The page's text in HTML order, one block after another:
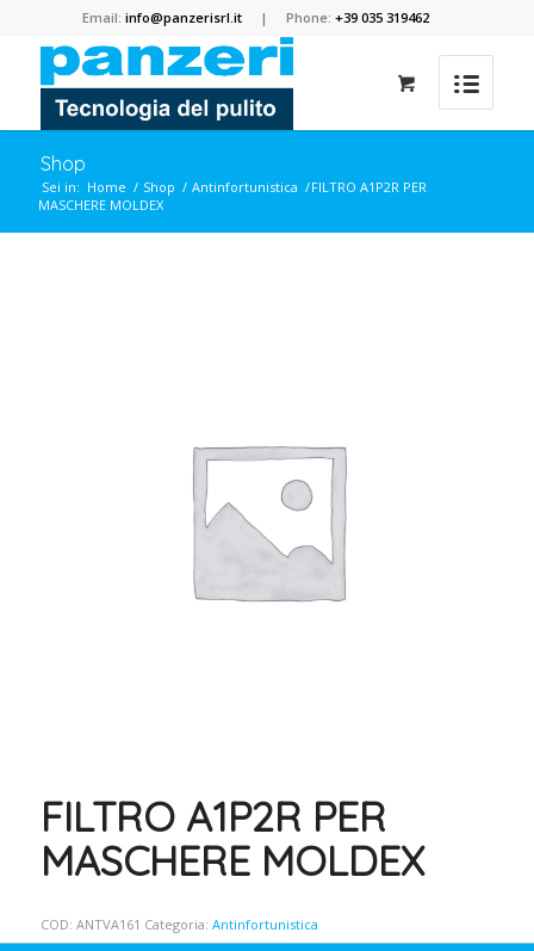
Email:info@panzerisrl.it | Phone:+39 035 319462
Shop
Sei in: Home / Shop / Antinfortunistica /FILTRO A1P2R PER
MASCHERE MOLDEX
FILTRO A1P2R PER
MASCHERE MOLDEX
COD: ANTVA161 Categoria: Antinfortunistica